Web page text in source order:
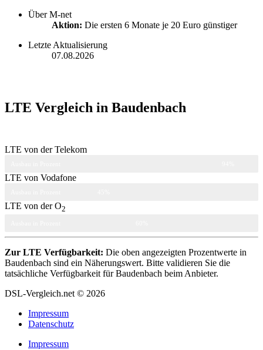
Über M-net
Aktion: Die ersten 6 Monate je 20 Euro günstiger
Letzte Aktualisierung
07.08.2026
LTE Vergleich in Baudenbach
LTE von der Telekom
LTE von Vodafone
LTE von der O2
Zur LTE Verfügbarkeit: Die oben angezeigten Prozentwerte in
Baudenbach sind ein Näherungswert. Bitte validieren Sie die
tatsächliche Verfügbarkeit für Baudenbach beim Anbieter.
DSL-Vergleich.net © 2026
Impressum
Datenschutz
Impressum